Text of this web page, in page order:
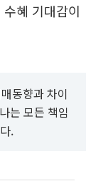
혜 기대감이
동향과 차이
는 모든 책임
.